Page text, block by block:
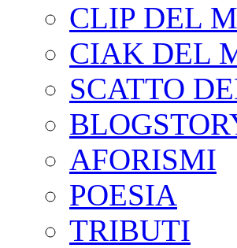
CLIP DEL
CIAK DEL
SCATTO
AFORISMI
POESIA
TRIBUTI